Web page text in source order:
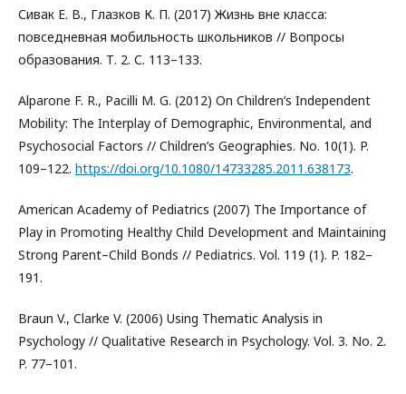
Сивак Е. В., Глазков К. П. (2017) Жизнь вне класса:
повседневная мобильность школьников // Вопросы
образования. Т. 2. С. 113–133.
Alparone F. R., Pacilli M. G. (2012) On Children’s Independent
Mobility: The Interplay of Demographic, Environmental, and
Psychosocial Factors // Children’s Geographies. No. 10(1). P.
109–122. https://doi.org/10.1080/14733285.2011.638173.
American Academy of Pediatrics (2007) The Importance of
Play in Promoting Healthy Child Development and Maintaining
Strong Parent–Child Bonds // Pediatrics. Vol. 119 (1). P. 182–
191.
Braun V., Clarke V. (2006) Using Thematic Analysis in
Psychology // Qualitative Research in Psychology. Vol. 3. No. 2.
P. 77–101.